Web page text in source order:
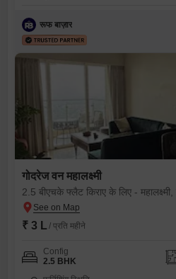
रूफ बाज़ार
गोदरेज वन महालक्ष्मी
2.5 बीएचके फ्लैट किराए के लिए - महालक्ष्मी,
₹ 3 L / प्रति महीने
Config
2.5 BHK